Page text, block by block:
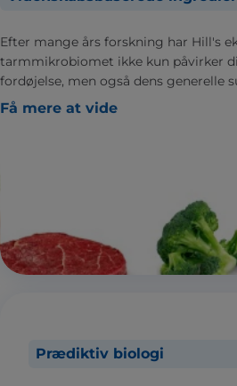
Efter mange års forskning har Hill's
tarmmikrobiomet ikke kun påvirker
fordøjelse, men også dens generelle
Få mere at vide
Prædiktiv biologi